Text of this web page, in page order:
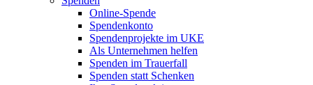
Online-Spende
Spendenkonto
Spendenprojekte im UKE
Als Unternehmen helfen
Spenden im Trauerfall
Spenden statt Schenken